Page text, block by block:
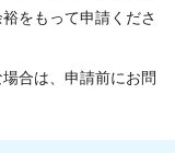
をもって申請くださ
合は、申請前にお問